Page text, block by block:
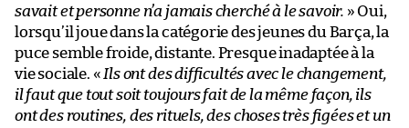
savait et personne n’a jamais cherché à le savoir. » Oui,
lorsqu’il joue dans la catégorie des jeunes du Barça, la
puce semble froide, distante. Presque inadaptée à la
vie sociale. « Ils ont des difficultés avec le changement,
il faut que tout soit toujours fait de la même façon, ils
ont des routines, des rituels, des choses très figées et un